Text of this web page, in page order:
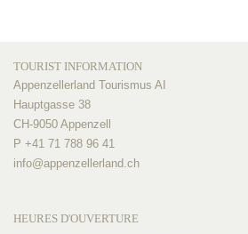
TOURIST INFORMATION
Appenzellerland Tourismus AI
Hauptgasse 38
CH-9050 Appenzell
P +41 71 788 96 41
info@appenzellerland.ch
HEURES D'OUVERTURE